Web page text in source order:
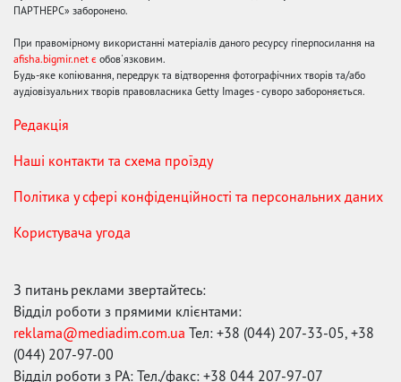
ПАРТНЕРС» заборонено.
При правомірному використанні матеріалів даного ресурсу гіперпосилання на
afisha.bigmir.net є обов'язковим.
Будь-яке копіювання, передрук та відтворення фотографічних творів та/або
аудіовізуальних творів правовласника Getty Images - суворо забороняється.
Редакція
Наші контакти та схема проїзду
Політика у сфері конфіденційності та персональних даних
Користувача угода
З питань реклами звертайтесь:
Відділ роботи з прямими клієнтами:
reklama@mediadim.com.ua Тел: +38 (044) 207-33-05, +38
(044) 207-97-00
Відділ роботи з РА: Тел./факс: +38 044 207-97-07